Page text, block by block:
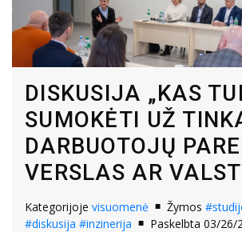
DISKUSIJA „KAS
SUMOKĖTI UŽ
DARBUOTOJŲ
VERSLAS AR
Kategorijoje visuomenė Žymos
#diskusija #inzinerija Paskelbta 03/26/